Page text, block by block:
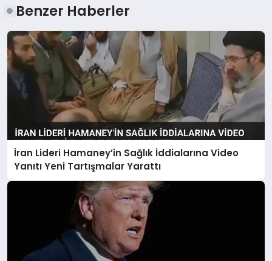
Benzer Haberler
İran Lideri Hamaney’in Sağlık İddialarına Video
Yanıtı Yeni Tartışmalar Yarattı